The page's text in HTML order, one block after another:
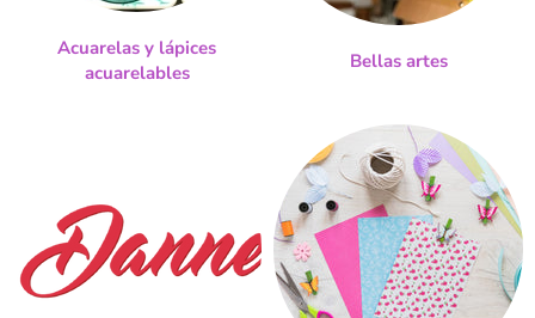
Acuarelas y lápices
acuarelables
Bellas artes